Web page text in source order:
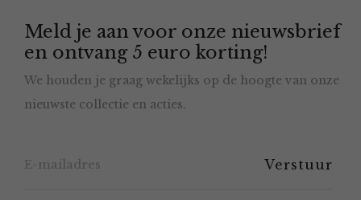
Meld je aan voor onze nieuwsbrief
en ontvang 5 euro korting!
We houden je graag wekelijks op de hoogte van onze
nieuwste collectie en acties.